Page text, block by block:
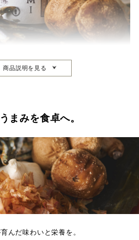
商品説明を見る
まみを食卓へ。
んだ味わいと栄養を。